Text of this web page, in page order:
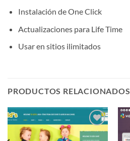
Instalación de One Click
Actualizaciones para Life Time
Usar en sitios ilimitados
PRODUCTOS RELACIONADOS
Lo
Deseo!